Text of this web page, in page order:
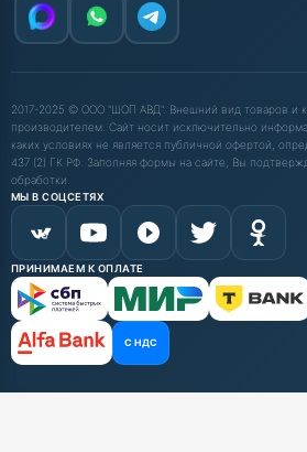
2017-2025 © ООО "ШОП АВД". Внешний вид товаров и
производителем. Сайт носит исключительно
каких условиях не является публичной офертой,
437 (2) ГК РФ. Заполняя формы на сайте, Вы
обработки.
МЫ В СОЦСЕТЯХ
ПРИНИМАЕМ К ОПЛАТЕ
С НДС